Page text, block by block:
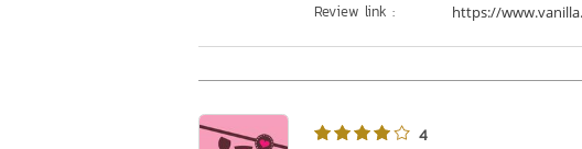
Review link : https://
4